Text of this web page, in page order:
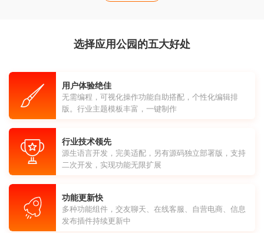
选择应用公园的五大好处
用户体验绝佳
无需编程，可视化操作功能自助搭配，个性化编辑排
版。行业主题模板丰富，一键制作
行业技术领先
源生语言开发，完美适配，另有源码独立部署版，支持
二次开发，实现功能无限扩展
功能更新快
多种功能组件，交友聊天、在线客服、自营电商、信息
发布插件持续更新中